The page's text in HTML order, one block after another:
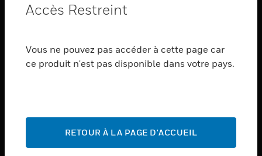
toggle view
SERVICES
toggle view
toggle view
Accès Restreint
Vous ne pouvez pas accéder à cette page car
ce produit n'est pas disponible dans votre pays.
RETOUR À LA PAGE D'ACCUEIL